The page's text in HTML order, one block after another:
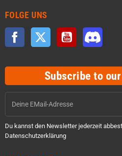
FOLGE UNS
Facebook Twitter YouTube
Subscribe to
Du kannst den Newsletter jederzeit
Datenschutzerklärung